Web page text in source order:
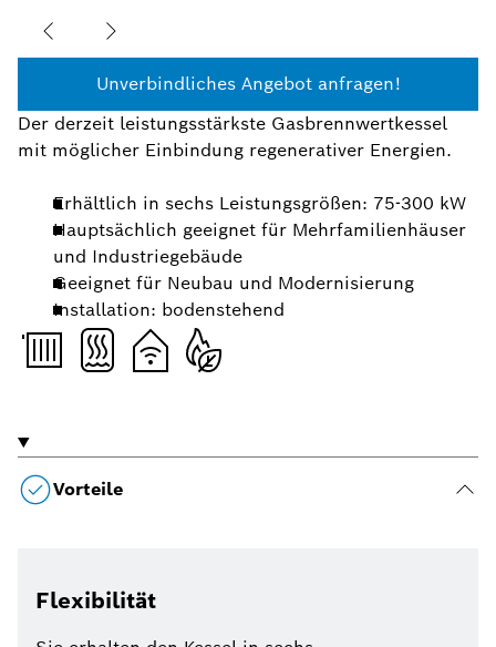
Unverbindliches Angebot anfragen!
Der derzeit leistungsstärkste Gasbrennwertkessel
mit möglicher Einbindung regenerativer Energien.
Erhältlich in sechs Leistungsgrößen: 75-300 kW
Hauptsächlich geeignet für Mehrfamilienhäuser
und Industriegebäude
Geeignet für Neubau und Modernisierung
Installation: bodenstehend
Vorteile
Flexibilität